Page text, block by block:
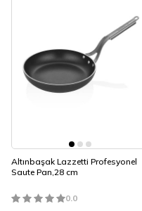
Altınbaşak Lazzetti Profesyonel
Saute Pan,28 cm
0.0